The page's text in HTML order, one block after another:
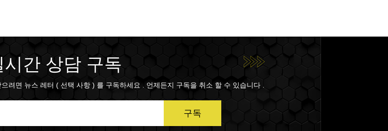
시간 상담 구독
려면 뉴스 레터 ( 선택 사항 ) 를 구독하세요 . 언제든지 구독을 취소 할 수 있습니다 .
구독